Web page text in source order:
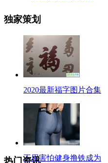
独家策划
2020最新福字图片合集
不用害怕健身撸铁成为
热门资讯